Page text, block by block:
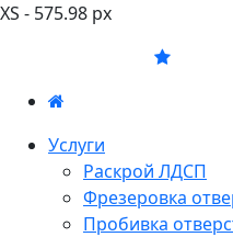
XS - 575.98 px
Услуги
Раскрой ЛДСП
Фрезеровка
Пробивка